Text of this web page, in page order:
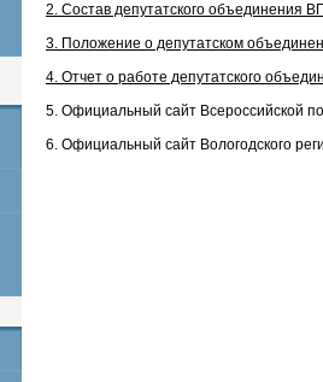
2. Состав депутатского
3. Положение о депутатском
4. Отчет о работе депутатского
5. Официальный сайт Всероссийской
6. Официальный сайт Вологодского